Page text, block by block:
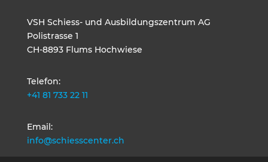
VSH Schiess- und Ausbildungszentrum AG
Polistrasse 1
CH-8893 Flums Hochwiese
Telefon:
+41 81 733 22 11
Email:
info@schiesscenter.ch